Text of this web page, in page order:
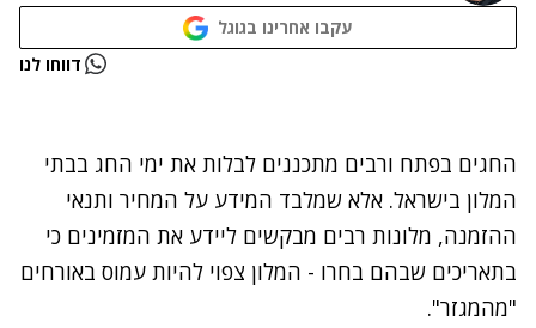
עקבו אחרינו בגוגל
נתקלנו בבעיה דווחו לנו
החגים בפתח ורבים מתכננים לבלות את ימי החג בבתי
המלון בישראל. אלא שמלבד המידע על המחיר ותנאי
ההזמנה, מלונות רבים מבקשים ליידע את המזמינים כי
בתאריכים שבהם בחרו - המלון צפוי להיות עמוס באורחים
"מהמגזר".